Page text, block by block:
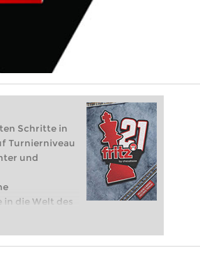
Schritte in
Turnierniveau
und
die Welt des
spielen: Mit